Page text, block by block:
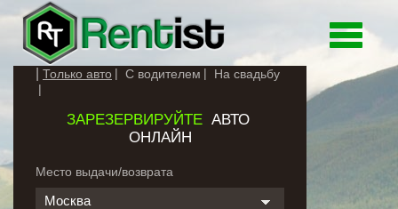
Toggle
Только авто С водителем На свадьбу
ЗАРЕЗЕРВИРУЙТЕАВТО
ОНЛАЙН
Место выдачи/возврата
Москва